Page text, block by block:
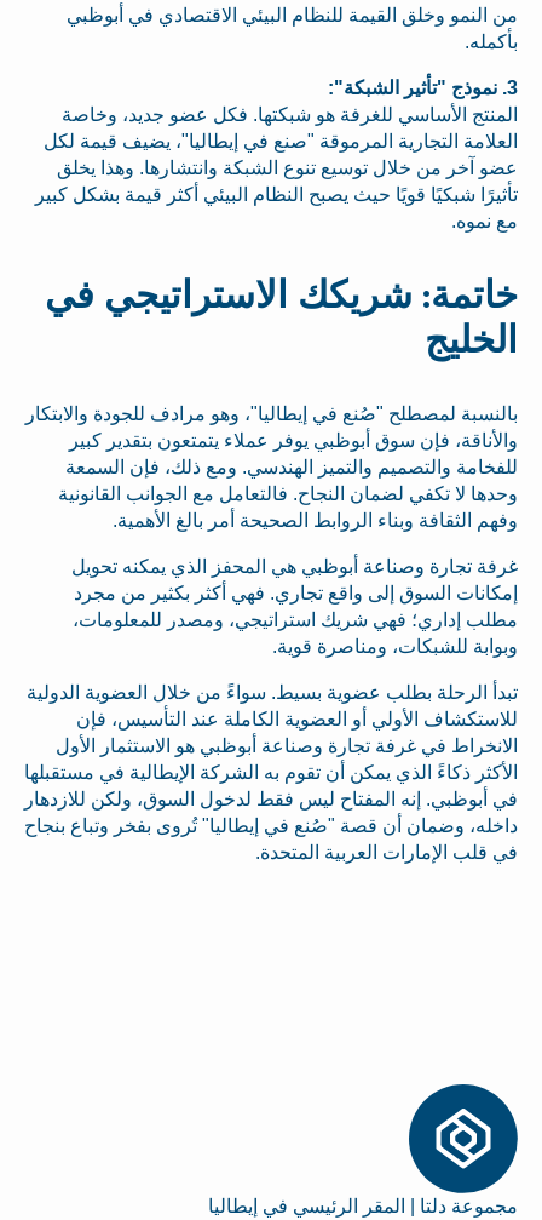
من النمو وخلق القيمة للنظام البيئي الاقتصادي في أبوظبي
بأكمله.
3. نموذج "تأثير الشبكة":
المنتج الأساسي للغرفة هو شبكتها. فكل عضو جديد، وخاصة
العلامة التجارية المرموقة "صنع في إيطاليا"، يضيف قيمة لكل
عضو آخر من خلال توسيع تنوع الشبكة وانتشارها. وهذا يخلق
تأثيرًا شبكيًا قويًا حيث يصبح النظام البيئي أكثر قيمة بشكل كبير
مع نموه.
خاتمة: شريكك الاستراتيجي في
الخليج
بالنسبة لمصطلح "صُنع في إيطاليا"، وهو مرادف للجودة والابتكار
والأناقة، فإن سوق أبوظبي يوفر عملاء يتمتعون بتقدير كبير
للفخامة والتصميم والتميز الهندسي. ومع ذلك، فإن السمعة
وحدها لا تكفي لضمان النجاح. فالتعامل مع الجوانب القانونية
وفهم الثقافة وبناء الروابط الصحيحة أمر بالغ الأهمية.
غرفة تجارة وصناعة أبوظبي هي المحفز الذي يمكنه تحويل
إمكانات السوق إلى واقع تجاري. فهي أكثر بكثير من مجرد
مطلب إداري؛ فهي شريك استراتيجي، ومصدر للمعلومات،
وبوابة للشبكات، ومناصرة قوية.
تبدأ الرحلة بطلب عضوية بسيط. سواءً من خلال العضوية الدولية
للاستكشاف الأولي أو العضوية الكاملة عند التأسيس، فإن
الانخراط في غرفة تجارة وصناعة أبوظبي هو الاستثمار الأول
الأكثر ذكاءً الذي يمكن أن تقوم به الشركة الإيطالية في مستقبلها
في أبوظبي. إنه المفتاح ليس فقط لدخول السوق، ولكن للازدهار
داخله، وضمان أن قصة "صُنع في إيطاليا" تُروى بفخر وتباع بنجاح
في قلب الإمارات العربية المتحدة.
مجموعة دلتا | المقر الرئيسي في إيطاليا